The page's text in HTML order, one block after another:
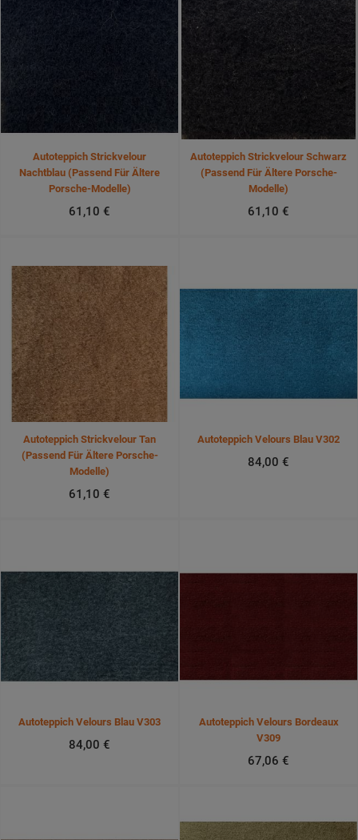
Autoteppich Strickvelour
Nachtblau (passend Für Ältere
Porsche-Modelle)
61,10 €
Autoteppich Strickvelour Schwarz
(passend Für Ältere Porsche-
Modelle)
61,10 €
Autoteppich Strickvelour Tan
(passend Für Ältere Porsche-
Modelle)
61,10 €
Autoteppich Velours Blau V302
84,00 €
Autoteppich Velours Blau V303
84,00 €
Autoteppich Velours Bordeaux
V309
67,06 €